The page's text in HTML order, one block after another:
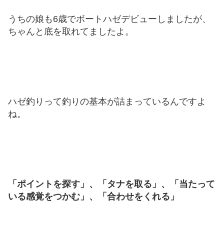
うちの娘も6歳でボートハゼデビューしましたが、
ちゃんと底を取れてましたよ。
ハゼ釣りって釣りの基本が詰まっているんですよ
ね。
「ポイントを探す」、「タナを取る」、「当たって
いる感覚をつかむ」、「合わせをくれる」